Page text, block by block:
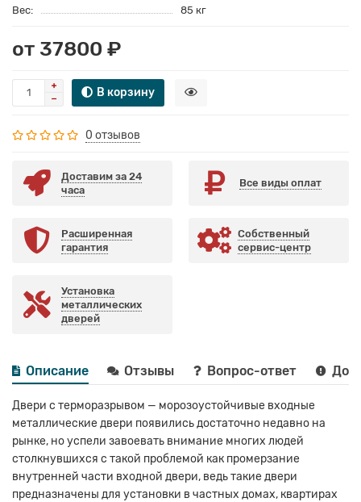
Вес:
85 кг
от 37800 ₽
В корзину
0 отзывов
Доставим за 24
часа
Все виды оплат
Расширенная
гарантия
Собственный
сервис-центр
Установка
металлических
дверей
Описание Отзывы Вопрос-ответ
Двери с терморазрывом — морозоустойчивые входные
металлические двери появились достаточно недавно на
рынке, но успели завоевать внимание многих людей
столкнувшихся с такой проблемой как промерзание
внутренней части входной двери, ведь такие двери
предназначены для установки в частных домах, квартирах